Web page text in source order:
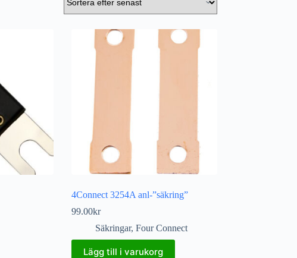
4Connect 3254A anl-”säkring”
99.00kr
Säkringar, Four Connect
Lägg till i varukorg